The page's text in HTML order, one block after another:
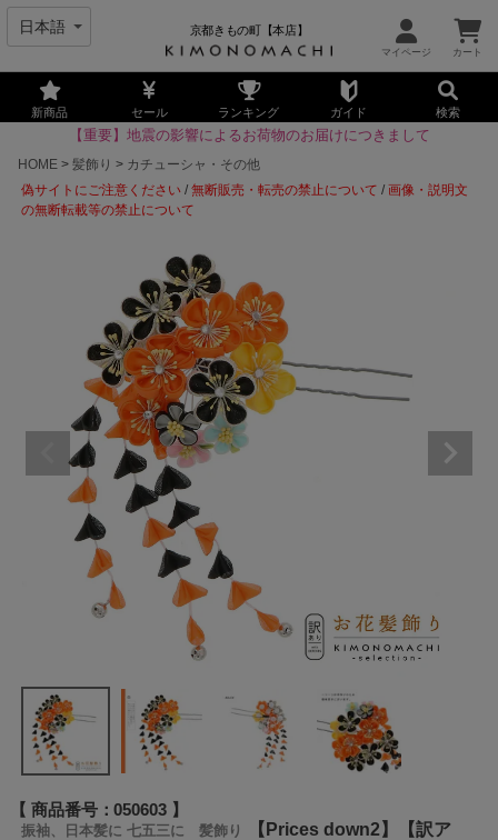
京都きもの町【本店】
新商品 セール ランキング ガイド 検索
【重要】地震の影響によるお荷物のお届けにつきまして
HOME
髪飾り
カチューシャ・その他
偽サイトにご注意ください /無断販売・転売の禁止について /画像・説明文
の無断転載等の禁止について
商品番号 050603
振袖、日本髪に 七五三に 髪飾り
【Prices down2】【訳ア